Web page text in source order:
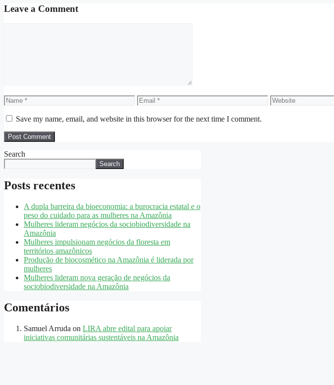
Leave a Comment
Save my name, email, and website in this browser for the next time I comment.
Search
Search
Posts recentes
A dupla barreira da bioeconomia: a burocracia estatal e o
peso do cuidado para as mulheres na Amazônia
Mulheres lideram negócios da sociobiodiversidade na
Amazônia
Mulheres impulsionam negócios da floresta em
territórios amazônicos
Produção de biocosmético na Amazônia é liderada por
mulheres
Mulheres lideram nova geração de negócios da
sociobiodiversidade na Amazônia
Comentários
Samuel Arruda on LIRA abre edital para apoiar
iniciativas comunitárias sustentáveis na Amazônia